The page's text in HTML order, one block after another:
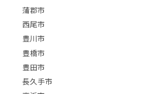
蒲郡市
西尾市
豊川市
豊橋市
豊田市
長久手市